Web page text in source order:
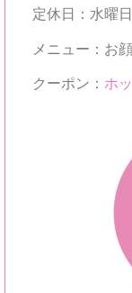
定休日：水曜日
メニュー：お
クーポン： ホ